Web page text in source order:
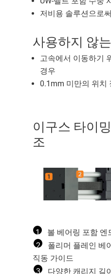
저비용 솔루션으로
사용하지 않
고속에서 이동하기
경우
0.1mm 미만의 위치
이구스 타이
조
1
볼 베어링 포함 엔
2
폴리머 플레인 베
직동 가이드
3
다양한 캐리지 길